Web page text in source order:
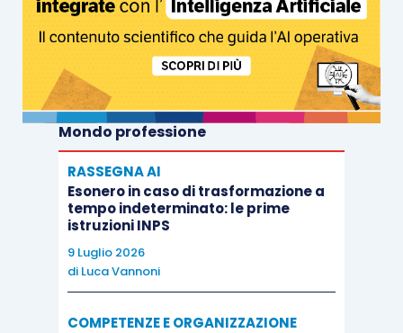
Mondo professione
RASSEGNA AI
Esonero in caso di trasformazione a
tempo indeterminato: le prime
istruzioni INPS
9 Luglio 2026
di Luca Vannoni
COMPETENZE E ORGANIZZAZIONE